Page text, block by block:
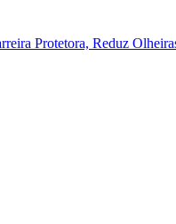
Protetora, Reduz